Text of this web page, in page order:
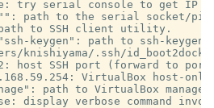
try serial console to get IP
path to the serial socket/
to SSH client utility.
keygen": path to ssh-keygen
knishiyama/.ssh/
host SSH port (forward to
VirtualBox host-
path to VirtualBox
display verbose command